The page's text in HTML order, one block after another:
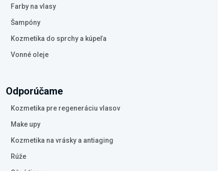
Farby na vlasy
Šampóny
Kozmetika do sprchy a kúpeľa
Vonné oleje
Odporúčame
Kozmetika pre regeneráciu vlasov
Make upy
Kozmetika na vrásky a antiaging
Rúže